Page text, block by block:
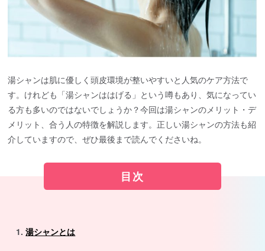
湯シャンは肌に優しく頭皮環境が整いやすいと人気のケア方法で
す。けれども「湯シャンははげる」という噂もあり、気になってい
る方も多いのではないでしょうか？今回は湯シャンのメリット・デ
メリット、合う人の特徴を解説します。正しい湯シャンの方法も紹
介していますので、ぜひ最後まで読んでくださいね。
目次
湯シャンとは